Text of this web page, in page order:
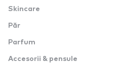
Skincare
Păr
Parfum
Accesorii & pensule